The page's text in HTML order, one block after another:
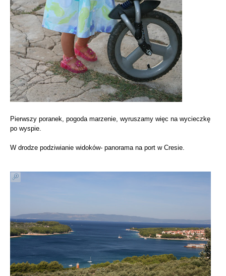
Pierwszy poranek, pogoda marzenie, wyruszamy więc na wycieczkę
po wyspie.
W drodze podziwianie widoków- panorama na port w Cresie.